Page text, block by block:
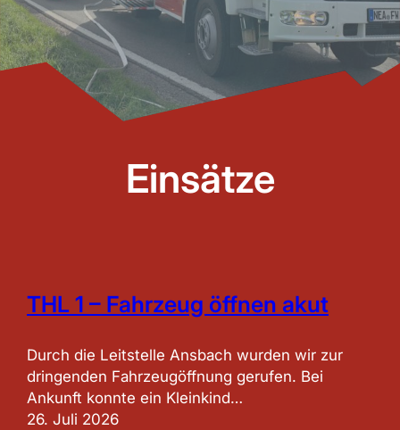
Einsätze
THL 1 – Fahrzeug öffnen akut
Durch die Leitstelle Ansbach wurden wir zur
dringenden Fahrzeugöffnung gerufen. Bei
Ankunft konnte ein Kleinkind…
26. Juli 2026